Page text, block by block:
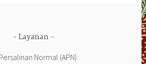
Layanan
Normal (APN)